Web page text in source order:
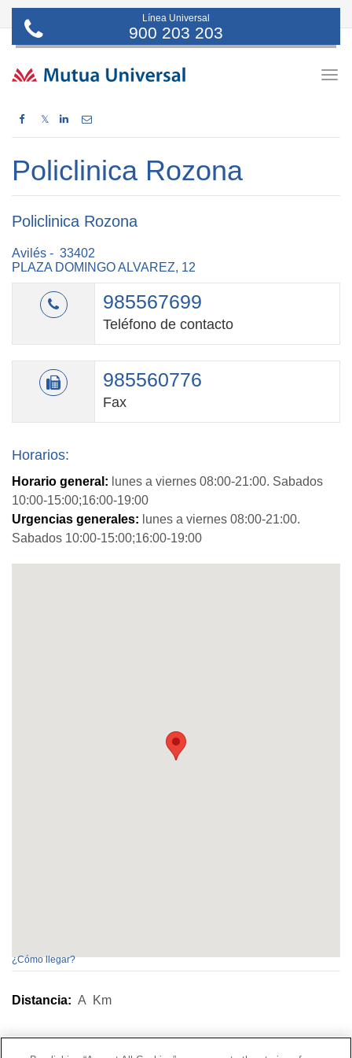
Línea Universal
900 203 203
𝕏
Policlinica Rozona
Policlinica Rozona
Avilés - 33402
PLAZA DOMINGO ALVAREZ, 12
985567699
Teléfono de contacto
985560776
Fax
Horarios:
Horario general: lunes a viernes 08:00-21:00. Sabados
10:00-15:00;16:00-19:00
Urgencias generales: lunes a viernes 08:00-21:00.
Sabados 10:00-15:00;16:00-19:00
¿Cómo llegar?
Distancia: A Km